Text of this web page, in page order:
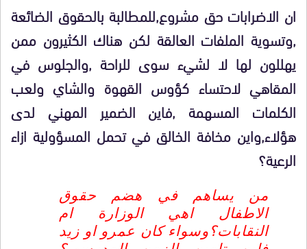
ان الاضرابات حق مشروع,للمطالبة بالحقوق الضائعة
,وتسوية الملفات العالقة لكن هناك الكثيرون ممن
يهللون لها لا لشيء سوى للراحة ,والجلوس في
المقاهي لاحتساء كؤوس القهوة والشاي ولعب
الكلمات المسهمة ,فاين الضمير المهني لدى
هؤلاء,واين مخافة الخالق في تحمل المسؤولية ازاء
الرعية؟
من يساهم في هضم حقوق
الاطفال اهي الوزارة ام
النقابات؟وسواء كان عمرو او زيد